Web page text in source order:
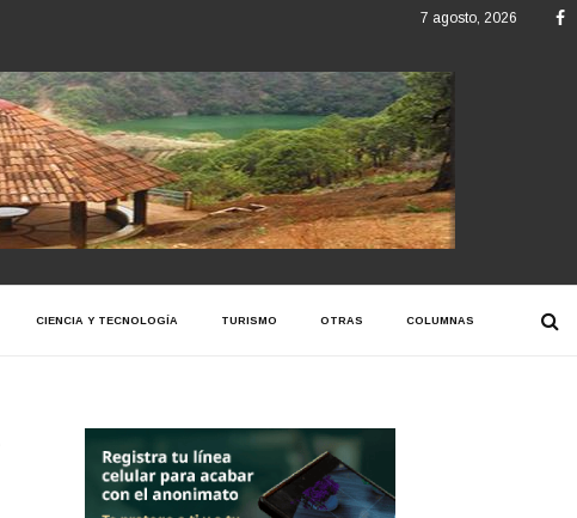
7 agosto, 2026
CIENCIA Y TECNOLOGÍA TURISMO OTRAS COLUMNAS